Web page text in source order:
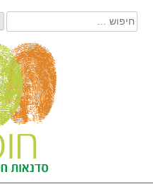
content
חיפוש: